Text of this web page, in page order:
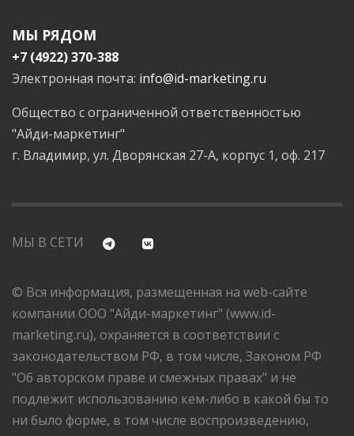
МЫ РЯДОМ
+7 (4922) 370-388
Электронная почта: info@id-marketing.ru
Общество с ограниченной ответственностью
"Айди-маркетинг"
г. Владимир, ул. Дворянская 27-А, корпус 1, оф. 217
МЫ В СЕТИ
© Вся информация, размещенная на web-сайте
компании ООО "Айди-маркетинг" (www.id-
marketing.ru), охраняется в соответствии с
законодательством РФ, в том числе, Законом РФ
"Об авторском праве и смежных правах" и не
подлежит использованию кем-либо в какой бы то
ни было форме, в том числе воспроизведению,